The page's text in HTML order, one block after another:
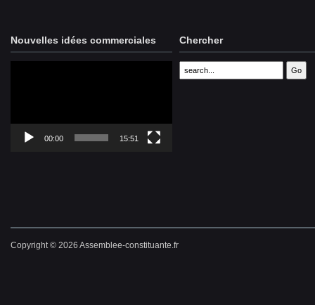
Nouvelles idées commerciales
00:00 15:51
Chercher
Copyright © 2026 Assemblee-constituante.fr